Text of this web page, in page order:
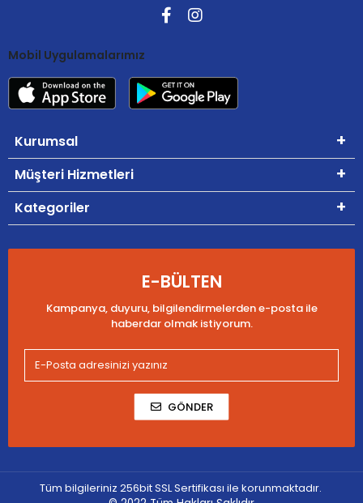
Mobil Uygulamalarımız
Kurumsal
Müşteri Hizmetleri
Kategoriler
E-BÜLTEN
Kampanya, duyuru, bilgilendirmelerden e-posta ile
haberdar olmak istiyorum.
GÖNDER
Tüm bilgileriniz 256bit SSL Sertifikası ile korunmaktadır.